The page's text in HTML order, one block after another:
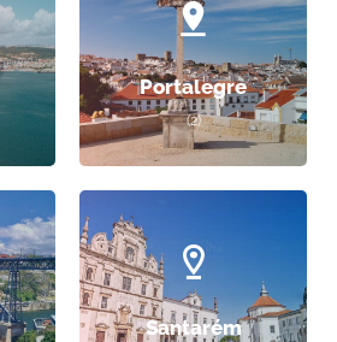
Portalegre
(2)
Santarém